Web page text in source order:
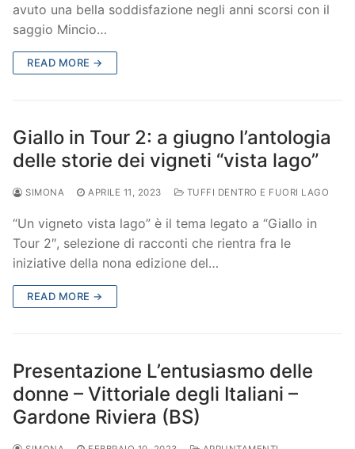
avuto una bella soddisfazione negli anni scorsi con il
saggio Mincio…
READ MORE →
Giallo in Tour 2: a giugno l’antologia
delle storie dei vigneti “vista lago”
SIMONA APRILE 11, 2023 TUFFI DENTRO E FUORI LAGO
“Un vigneto vista lago” è il tema legato a “Giallo in
Tour 2″, selezione di racconti che rientra fra le
iniziative della nona edizione del…
READ MORE →
Presentazione L’entusiasmo delle
donne – Vittoriale degli Italiani –
Gardone Riviera (BS)